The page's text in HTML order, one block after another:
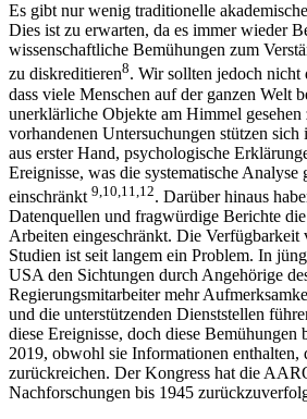
Es gibt nur wenig traditionelle
Dies ist zu erwarten, da es immer wieder
wissenschaftliche Bemühungen zum
zu diskreditieren8. Wir sollten jedoch nicht
dass viele Menschen auf der ganzen Welt
unerklärliche Objekte am Himmel gesehen
vorhandenen Untersuchungen stützen
aus erster Hand, psychologische
Ereignisse, was die systematische
einschränkt 9,10,11,12. Darüber hinaus
Datenquellen und fragwürdige Berichte
Arbeiten eingeschränkt. Die Verfügbarkeit
Studien ist seit langem ein Problem. In
USA den Sichtungen durch Angehörige
Regierungsmitarbeiter mehr
und die unterstützenden Dienststellen
diese Ereignisse, doch diese Bemühungen
2019, obwohl sie Informationen enthalten,
zurückreichen. Der Kongress hat die
Nachforschungen bis 1945